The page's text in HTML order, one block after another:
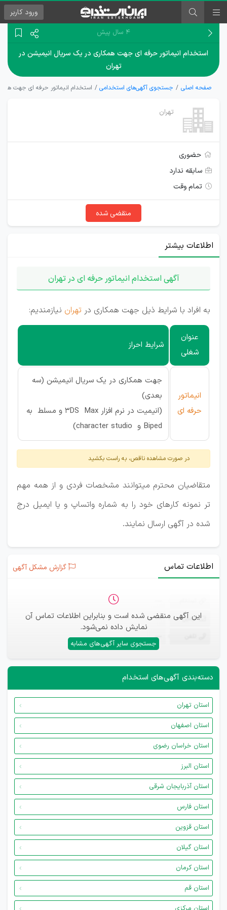
ورود کاربر
۴ سال پیش
استخدام انیماتور حرفه ای جهت همکاری در یک سریال انیمیشن در
تهران
صفحه اصلی جستجوی آگهی‌های استخدامی استخدام انیماتور حرفه ای جهت
تهران
حضوری
سابقه ندارد
تمام وقت
منقضی شده
اطلاعات بیشتر
آگهی استخدام انیماتور حرفه ای در تهران
به افراد با شرایط ذیل جهت همکاری در تهران نیازمندیم:
عنوان
شغلی
شرایط احراز
انیماتور
حرفه ای
جهت همکاری در یک سریال انیمیشن (سه
بعدی)
(انیمیت در نرم افزار 3DS Max و مسلط به
Biped و character studio)
در صورت مشاهده ناقص، به راست بکشید
متقاضیان محترم میتوانند مشخصات فردی و از همه مهم
تر نمونه کارهای خود را به شماره واتساپ و یا ایمیل درج
شده در آگهی ارسال نمایند.
اطلاعات تماس گزارش مشکل آگهی
این آگهی منقضی شده است و بنابراین اطلاعات تماس آن
نمایش داده نمی‌شود.
جستجوی سایر آگهی‌های مشابه
ایمیل —
—
دسته‌بندی آگهی‌های استخدام
استان تهران
استان اصفهان
استان خراسان رضوی
استان البرز
استان آذربایجان شرقی
استان فارس
استان قزوین
استان گیلان
استان کرمان
استان قم